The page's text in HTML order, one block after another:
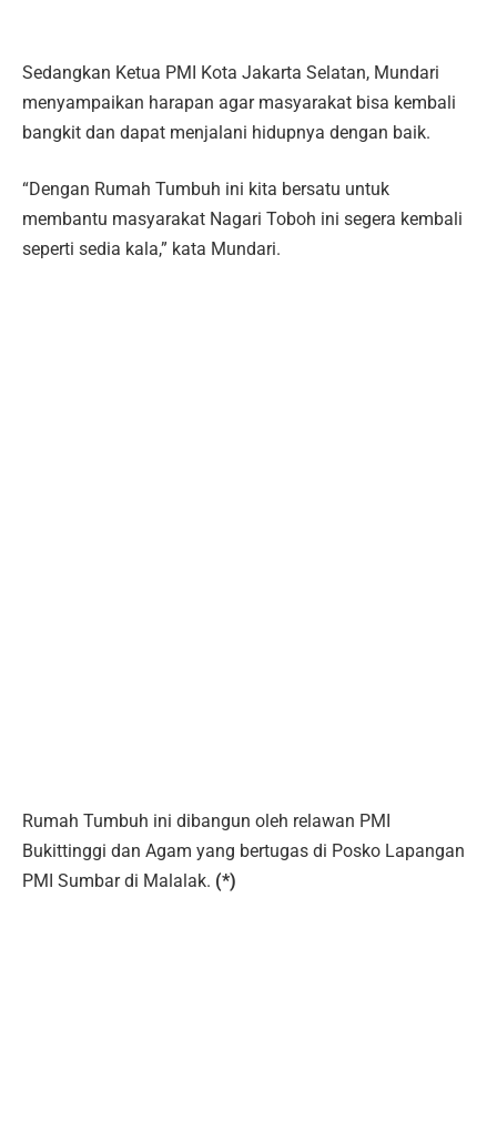
Sedangkan Ketua PMI Kota Jakarta Selatan, Mundari
menyampaikan harapan agar masyarakat bisa kembali
bangkit dan dapat menjalani hidupnya dengan baik.
“Dengan Rumah Tumbuh ini kita bersatu untuk
membantu masyarakat Nagari Toboh ini segera kembali
seperti sedia kala,” kata Mundari.
Rumah Tumbuh ini dibangun oleh relawan PMI
Bukittinggi dan Agam yang bertugas di Posko Lapangan
PMI Sumbar di Malalak. (*)